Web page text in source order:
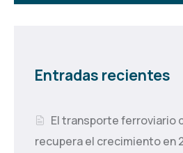
Entradas recientes
El transporte ferroviario
recupera el crecimiento en